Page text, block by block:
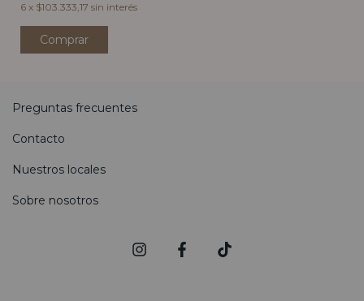
6 x $103.333,17 sin interés
Preguntas frecuentes
Contacto
Nuestros locales
Sobre nosotros